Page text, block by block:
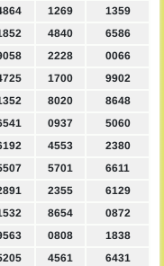
1269
1359
4840
6586
2228
0066
1700
9902
8020
8648
0937
5060
4553
2380
5701
6611
2355
6129
8654
0872
0808
1838
4561 6431